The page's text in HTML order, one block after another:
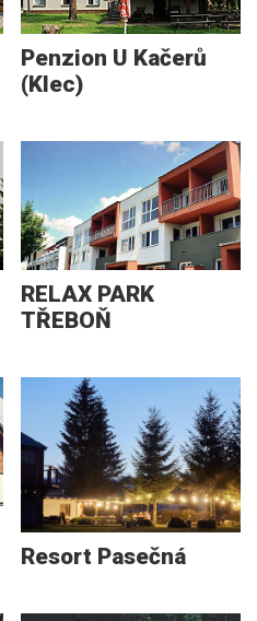
Penzion U Kačerů
(Klec)
RELAX PARK
TŘEBOŇ
Resort Pasečná